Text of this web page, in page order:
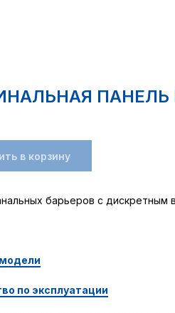
ПАНЕЛЬ
в корзину
барьеров с дискретным
по эксплуатации